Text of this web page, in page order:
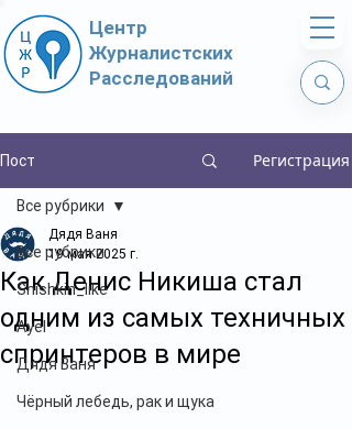
Центр
Журналистских
Расследований
Пост Регистрация
Все рубрики
Shishkin_like
Ayel
Дядя Ваня
Чёрный лебедь, рак и щука
Все рубрики
Как Денис Никиша стал
одним из самых техничных
спринтеров в мире
Дядя Ваня
19 мая 2025 г.